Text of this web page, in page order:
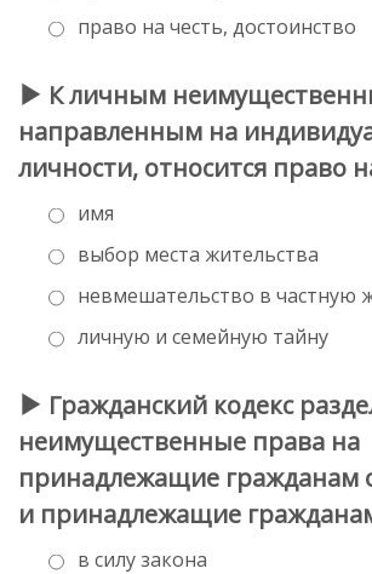
право на честь, достоинство
К личным
направленным на
личности, относится право
имя
выбор места жительства
невмешательство в частную
личную и семейную тайну
Гражданский кодекс
неимущественные права на
принадлежащие гражданам
и принадлежащие
в силу закона